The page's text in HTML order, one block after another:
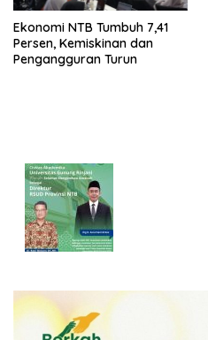
Ekonomi NTB Tumbuh 7,41
Persen, Kemiskinan dan
Pengangguran Turun